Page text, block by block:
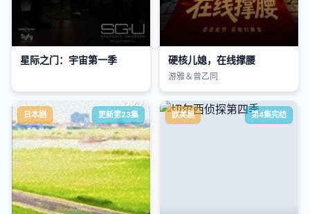
星际之门：宇宙第一季 硬核儿媳，在线撑腰
游雅＆曾乙同
日本剧 更新第23集 欧美剧 第4集完结